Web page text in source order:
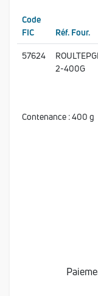
Code
FIC
Réf. Four.
57624
2-400G
Contenance : 400 g